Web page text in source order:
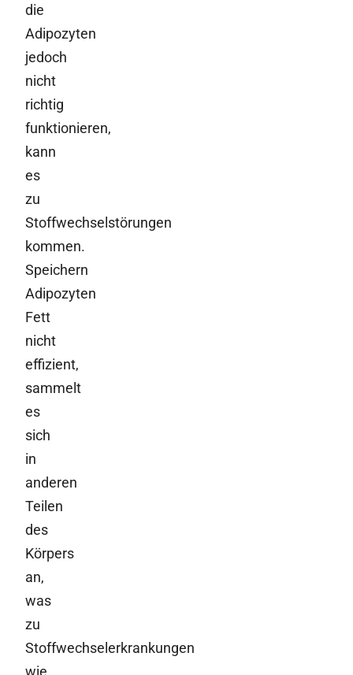
die
Adipozyten
jedoch
nicht
richtig
funktionieren,
kann
es
zu
Stoffwechselstörungen
kommen.
Speichern
Adipozyten
Fett
nicht
effizient,
sammelt
es
sich
in
anderen
Teilen
des
Körpers
an,
was
zu
Stoffwechselerkrankungen
wie